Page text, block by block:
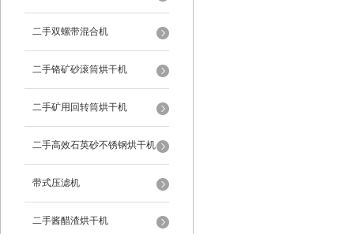
二手双螺带混合机
二手铬矿砂滚筒烘干机
二手矿用回转筒烘干机
二手高效石英砂不锈钢烘干机
带式压滤机
二手酱醋渣烘干机